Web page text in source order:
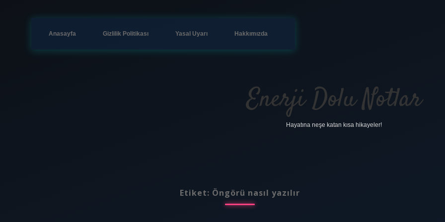
Anasayfa Gizlilik Politikası Yasal Uyarı Hakkımızda
Enerji Dolu Notlar
Hayatına neşe katan kısa hikayeler!
Etiket: Öngörü nasıl yazılır